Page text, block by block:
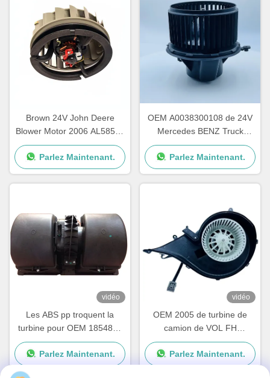
Brown 24V John Deere
Blower Motor 2006 AL58527
62412082 une garantie d'an
Parlez Maintenant.
OEM A0038300108 de 24V
Mercedes BENZ Truck
Blower Motor AXOR ATEGO
Parlez Maintenant.
vidéo
Les ABS pp troquent la
turbine pour OEM 1854876
de série de Scania G P R
2195206 1854877
DDSC003TT
Parlez Maintenant.
vidéo
OEM 2005 de turbine de
camion de VOL FH
84223449 82349000
7482349000
Parlez Maintenant.